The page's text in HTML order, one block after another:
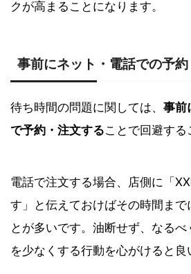
クが高まることになります。
事前にネット・電話での予
待ち時間の問題に関しては、 事前
で予約・注文することで回避する
電話で注文する場合、店側に「
す」と伝えておけばその時間まで
とが多いです。油断せず、なる
を少なくする行動を心がけると良